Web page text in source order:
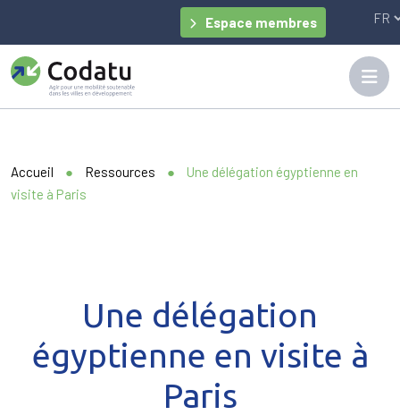
Espace membres
Accueil ● Ressources ●
Une délégation égyptienne en
visite à Paris
Une délégation
égyptienne en visite à
Paris
Panneau de gestion des cookies